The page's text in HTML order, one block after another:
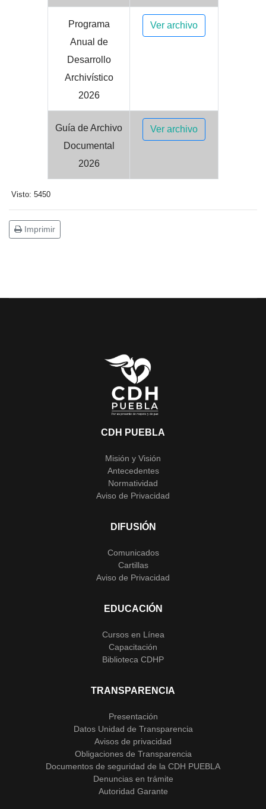
Programa
Anual de
Desarrollo
Archivístico
2026
Ver archivo
Guía de Archivo
Documental
2026
Ver archivo
Visto: 5450
Imprimir
CDH PUEBLA
Misión y Visión
Antecedentes
Normatividad
Aviso de Privacidad
DIFUSIÓN
Comunicados
Cartillas
Aviso de Privacidad
EDUCACIÓN
Cursos en Línea
Capacitación
Biblioteca CDHP
TRANSPARENCIA
Presentación
Datos Unidad de Transparencia
Avisos de privacidad
Obligaciones de Transparencia
Documentos de seguridad de la CDH PUEBLA
Denuncias en trámite
Autoridad Garante